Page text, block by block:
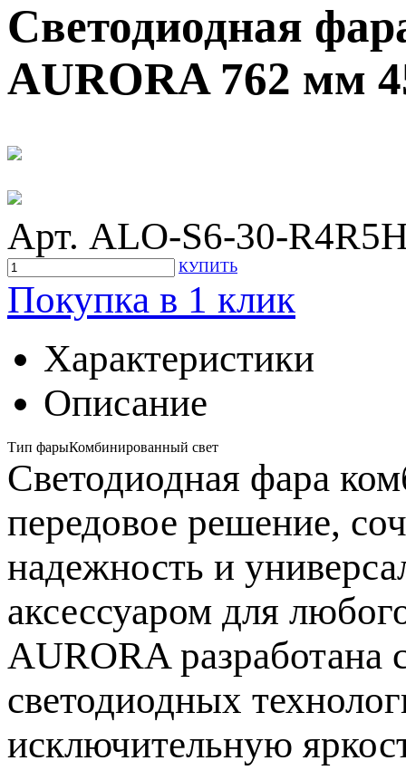
Светодиодная
AURORA 762 мм
Арт. ALO-S6-30-
КУПИТЬ
Покупка в 1 клик
Характеристики
Описание
Тип фарыКомбинированный свет
Светодиодная фара
передовое решение,
надежность и
аксессуаром для
AURORA разработана
светодиодных
исключительную